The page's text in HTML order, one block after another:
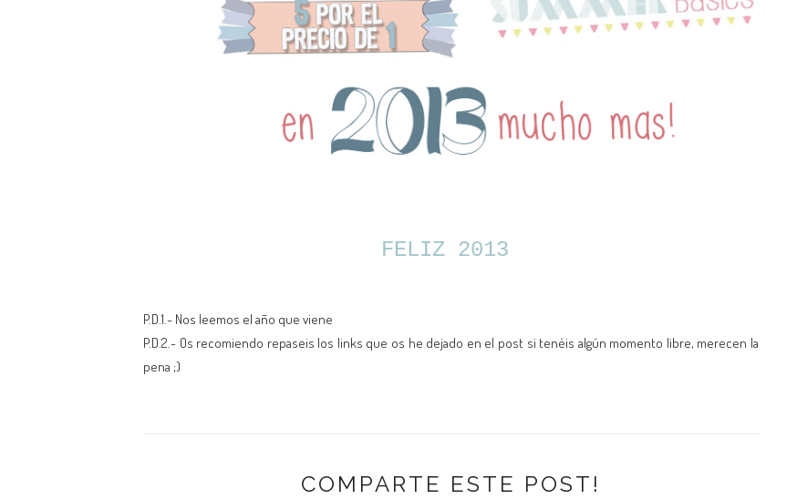
FELIZ 2013
P.D.1.- Nos leemos el año que viene
P.D.2.- Os recomiendo repaseis los links que os he dejado en el post si tenéis algún momento libre, merecen la
pena ;)
COMPARTE ESTE POST!